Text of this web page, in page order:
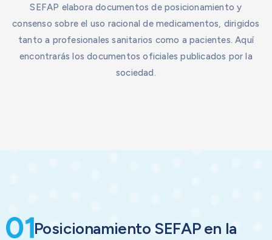
SEFAP elabora documentos de posicionamiento y
consenso sobre el uso racional de medicamentos, dirigidos
tanto a profesionales sanitarios como a pacientes. Aquí
encontrarás los documentos oficiales publicados por la
sociedad.
Posicionamiento SEFAP en la